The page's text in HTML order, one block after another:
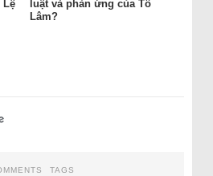
Lệ
luật và phản ứng của Tô
Lâm?
TAGS